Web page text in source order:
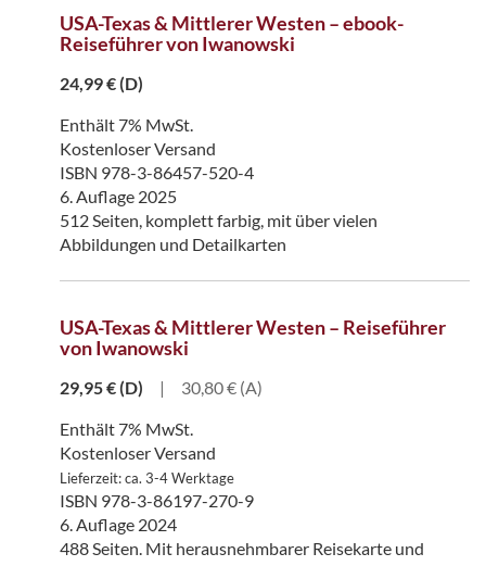
USA-Texas & Mittlerer Westen – ebook-
Reiseführer von Iwanowski
24,99€(D)
Enthält 7% MwSt.
Kostenloser Versand
ISBN 978-3-86457-520-4
6. Auflage 2025
512 Seiten, komplett farbig, mit über vielen
Abbildungen und Detailkarten
USA-Texas & Mittlerer Westen – Reiseführer
von Iwanowski
29,95€(D) |
30,80 € (A)
Enthält 7% MwSt.
Kostenloser Versand
Lieferzeit: ca. 3-4 Werktage
ISBN 978-3-86197-270-9
6. Auflage 2024
488 Seiten. Mit herausnehmbarer Reisekarte und